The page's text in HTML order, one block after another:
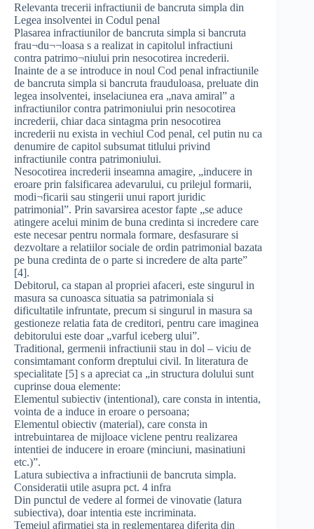
Relevanta trecerii infractiunii de bancruta simpla din
Legea insolventei in Codul penal
Plasarea infractiunilor de bancruta simpla si bancruta
frau¬du¬¬loasa s a realizat in capitolul infractiuni
contra patrimo¬niului prin nesocotirea increderii.
Inainte de a se introduce in noul Cod penal infractiunile
de bancruta simpla si bancruta frauduloasa, preluate din
legea insolventei, inselaciunea era „nava amiral” a
infractiunilor contra patrimoniului prin nesocotirea
increderii, chiar daca sintagma prin nesocotirea
increderii nu exista in vechiul Cod penal, cel putin nu ca
denumire de capitol subsumat titlului privind
infractiunile contra patrimoniului.
Nesocotirea increderii inseamna amagire, „inducere in
eroare prin falsificarea adevarului, cu prilejul formarii,
modi¬ficarii sau stingerii unui raport juridic
patrimonial”. Prin savarsirea acestor fapte „se aduce
atingere acelui minim de buna credinta si incredere care
este necesar pentru normala formare, desfasurare si
dezvoltare a relatiilor sociale de ordin patrimonial bazata
pe buna credinta de o parte si incredere de alta parte”
[4].
Debitorul, ca stapan al propriei afaceri, este singurul in
masura sa cunoasca situatia sa patrimoniala si
dificultatile infruntate, precum si singurul in masura sa
gestioneze relatia fata de creditori, pentru care imaginea
debitorului este doar „varful iceberg ului”.
Traditional, germenii infractiunii stau in dol – viciu de
consimtamant conform dreptului civil. In literatura de
specialitate [5] s a apreciat ca „in structura dolului sunt
cuprinse doua elemente:
Elementul subiectiv (intentional), care consta in intentia,
vointa de a induce in eroare o persoana;
Elementul obiectiv (material), care consta in
intrebuintarea de mijloace viclene pentru realizarea
intentiei de inducere in eroare (minciuni, masinatiuni
etc.)”.
Latura subiectiva a infractiunii de bancruta simpla.
Consideratii utile asupra pct. 4 infra
Din punctul de vedere al formei de vinovatie (latura
subiectiva), doar intentia este incriminata.
Temeiul afirmatiei sta in reglementarea diferita din